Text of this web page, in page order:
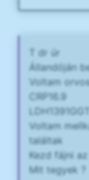
T dr úr
Állandóján
Voltam
CRP16.9
Voltam
találtak
Kezd fájni
Mit tegyek ?